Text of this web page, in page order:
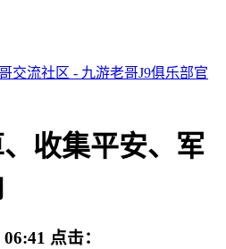
交流社区 - 九游老哥J9俱乐部官
收集平安、军
06:41 点击：